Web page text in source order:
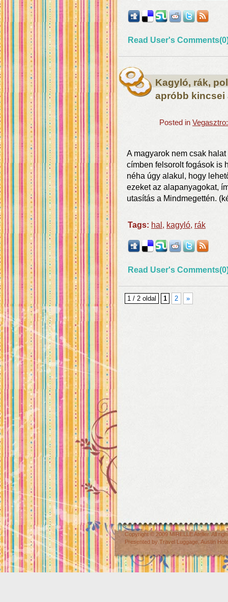
Read User's
Kagyló, rák,
apróbb kincsei
Posted in
A magyarok nem csak
címben felsorolt fogások is
néha úgy alakul, hogy
ezeket az alapanyagokat,
utasítás a Mindmegettén.
Tags: hal , kagyló, rák
Read User's
1 / 2 oldal 1 2 »
Copyright © 2009 MIRELLE Atelier. All
Presented by Travel Luggage Austin